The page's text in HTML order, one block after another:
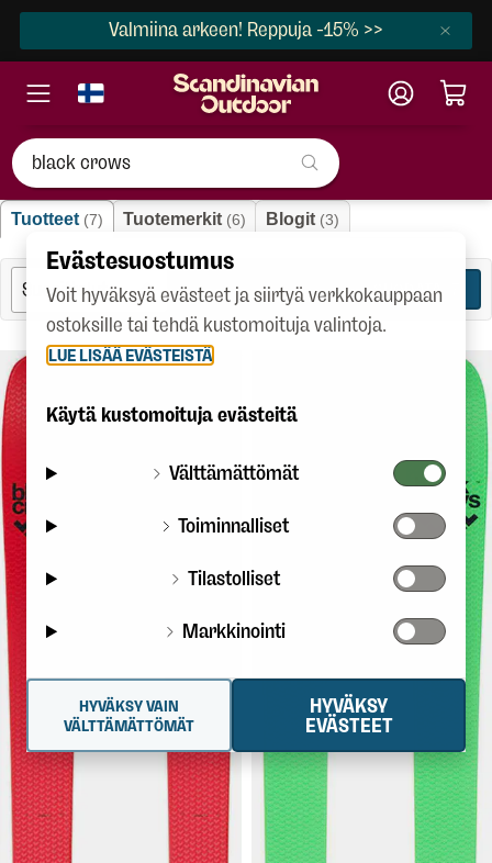
Valmiina arkeen! Reppuja -15% >>
"black crows"
Tuotteet (7) Tuotemerkit (6) Blogit (3)
SUODATA
499,90 €
BLACK
CROWS
25/26
Keskileveiden skinnailusuksien
aatelia!
549,90 €
BLACK
Sukset hiihtovaellukseen.
Evästesuostumus
Voit hyväksyä evästeet ja siirtyä verkkokauppaan
ostoksille tai tehdä kustomoituja valintoja.
LUE LISÄÄ EVÄSTEISTÄ
Käytä kustomoituja evästeitä
Välttämättömät
Toiminnalliset
Tilastolliset
Markkinointi
HYVÄKSY
EVÄSTEET
HYVÄKSY VAIN
VÄLTTÄMÄTTÖMÄT